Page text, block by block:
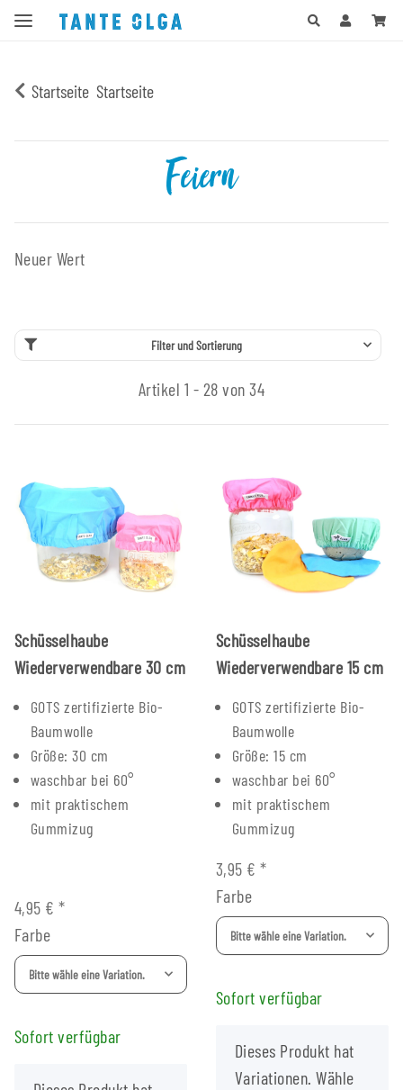
Startseite Startseite
Feiern
Neuer Wert
Filter und Sortierung
Artikel 1 - 28 von 34
Schüsselhaube
Wiederverwendbare 30 cm
GOTS zertifizierte Bio-
Baumwolle
Größe: 30 cm
waschbar bei 60°
mit praktischem
Gummizug
4,95 €*
Farbe
Bitte wähle eine Variation.
Sofort verfügbar
Schüsselhaube
Wiederverwendbare 15 cm
GOTS zertifizierte Bio-
Baumwolle
Größe: 15 cm
waschbar bei 60°
mit praktischem
Gummizug
3,95 €*
Farbe
Bitte wähle eine Variation.
Sofort verfügbar
x
Dieses Produkt hat
Variationen. Wähle